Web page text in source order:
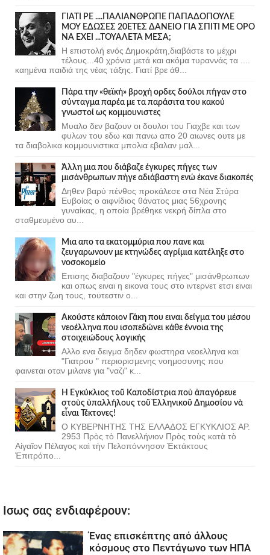
ΓΙΑΤΙ ΡΕ ....ΠΑΛΙΑΝΘΡΩΠΕ ΠΑΠΑΔΟΠΟΥΛΕ
ΜΟΥ ΕΔΩΣΕΣ 20ΕΤΕΣ ΔΑΝΕΙΟ ΓΙΑ ΣΠΙΤΙ ΜΕ ΟΡΟ
ΝΑ ΕΧΕΙ ...ΤΟΥΑΛΕΤΑ ΜΕΣΑ;
Η επιστολή ενός Δημοκράτη,διαβάστε το μέχρι
τέλους...40 χρόνια μετά και ακόμα τυραννάς τα ....
καημένα παιδιά της νέας τάξης. Γιατί βρε άθ...
Πάρα την «θεϊκή» βροχή ορδες δούλοι πήγαν στο
σύνταγμα παρέα με τα παράσιτα του κακού
γνωστοί ως κομμουνιστες
Μυαλο δεν βαζουν οι δουλοι του Γιαχβε και των
φυλων του εδω και πανω απο 20 αιωνες ουτε με
τα διαβολικα κομμουνιστικα μπολια εβαλαν μαλ...
Άλλη μια που διάβαζε έγκυρες πήγες των
μισάνθρωπων πήγε αδιάβαστη ενώ έκανε διακοπές
Δηθεν βαρύ πένθος προκάλεσε στα Νέα Στύρα
Ευβοίας ο αιφνίδιος θάνατος μιας 56χρονης
γυναίκας, η οποία βρέθηκε νεκρή δίπλα στο
σταθμευμένο αυ...
Μια απο τα εκατομμύρια που πανε και
ζευγαρωνουν με κτηνώδες αγρίμια κατέληξε στο
νοσοκομείο
Επισης διαβαζουν "έγκυρες πήγες" μισάνθρωπων
και οπως ειναι η εικονα τους στο ιντερνετ ετσι ειναι
και στην ζωη τους, τουτεστιν ο...
Ακούστε κάποιον Γάκη που ειναι δείγμα του μέσου
νεοέλληνα που ισοπεδώνει κάθε έννοια της
στοιχειώδους λογικής
Αλλο ενα δειγμα δηδεν φωστηρα νεοελληνα και
"Γιατρου " περιορισμενης νοημοσυνης που
φαινεται οταν μιλανε για "ναζι" κ...
Ἡ Ἐγκύκλιος τοῦ Καποδίστρια ποὺ ἀπαγόρευε
στοὺς ὑπαλλήλους τοῦ Ἑλληνικοῦ Δημοσίου νὰ
εἶναι Τέκτονες!
Ο ΚΥΒΕΡΝΗΤΗΣ ΤΗΣ ΕΛΛΑΔΟΣ ΕΓΚΥΚΛΙΟΣ ΑΡ.
2953 Πρὸς τὸ Πανελλήνιον Πρὸς τοὺς κατὰ τὸ
Αἰγαῖον Πέλαγος καὶ τὴν Πελοπόννησον Ἐκτάκτους
Ἐπιτρόπο...